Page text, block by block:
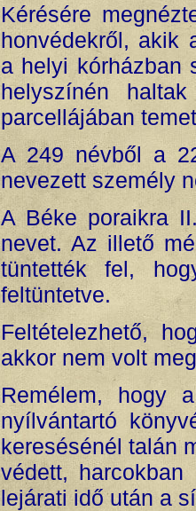
Kérésére
honvédekről, akik
a helyi kórházban
helyszínén
parcellájában
A 249 névből a
nevezett személy
A Béke poraikra
nevet. Az illető
tüntették fel,
feltüntetve.
Feltételezhető,
akkor nem volt
Remélem, hogy
nyílvántartó
keresésénél talán
védett,
lejárati idő után a